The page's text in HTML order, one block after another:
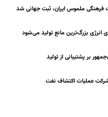
فرهنگی ملموس ایران، ثبت جهانی شد
بر پشتیبانی از تولید